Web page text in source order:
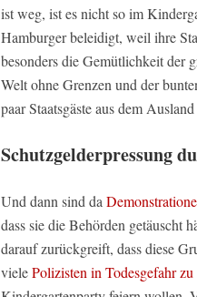
ist weg, ist es nicht so im
Hamburger beleidigt, weil ihre
besonders die Gemütlichkeit der
Welt ohne Grenzen und der
paar Staatsgäste aus dem
Schutzgelderpressung
Und dann sind da
dass sie die Behörden getäuscht
darauf zurückgreift, dass diese
vielePolizisten in Todesgefahr